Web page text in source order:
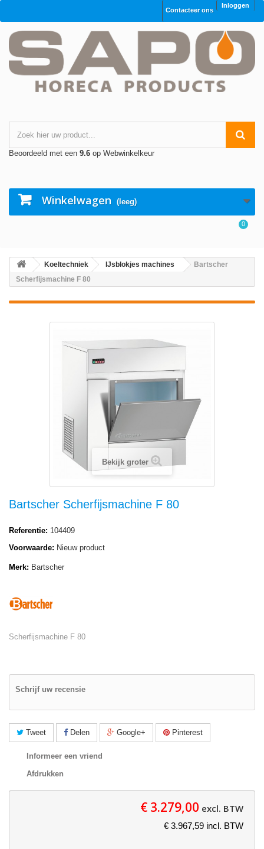
Inloggen
Contacteer ons
Beoordeeld met een 9.6 op Webwinkelkeur
Winkelwagen (leeg)
0
Koeltechniek IJsblokjes machines
Bartscher
Scherfijsmachine F 80
Bekijk groter
Bartscher Scherfijsmachine F 80
Referentie: 104409
Voorwaarde: Nieuw product
Merk: Bartscher
Scherfijsmachine F 80
Schrijf uw recensie
Tweet Delen Google+ Pinterest
Informeer een vriend
Afdrukken
€ 3.279,00 excl. BTW
€ 3.967,59 incl. BTW